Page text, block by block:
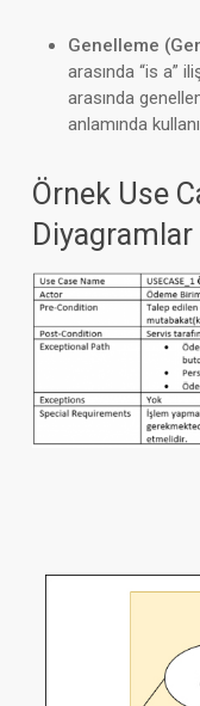
Genelleme
arasında “is a”
arasında
anlamında
Örnek Use
Diyagramlar